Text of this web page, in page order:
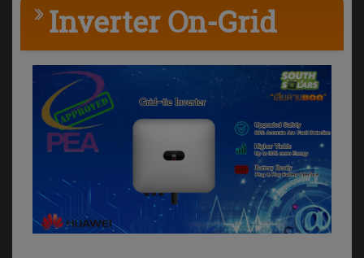
Inverter On-Grid